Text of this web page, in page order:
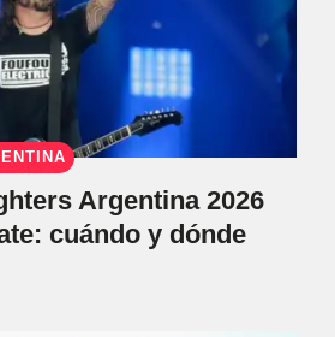
Argentina 2026
cuándo y dónde